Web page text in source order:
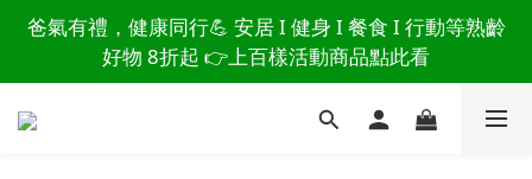
讀懂爸爸總說「不用買」的堅強 👉 3大生活貼心巧
思，找回他的生活主導權
爸氣有禮，健康同行💪 安居 I 健身 I 餐食 I 行動等熟齡
好物 8折起 👉上百樣活動商品點此看
讀懂爸爸總說「不用買」的堅強 👉 3大生活貼心巧
思，找回他的生活主導權